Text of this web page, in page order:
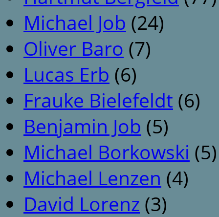
Michael Job (24)
Oliver Baro (7)
Lucas Erb (6)
Frauke Bielefeldt (6)
Benjamin Job (5)
Michael Borkowski (5)
Michael Lenzen (4)
David Lorenz (3)